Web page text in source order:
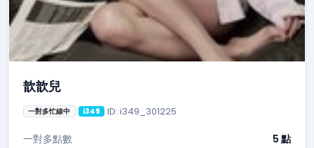
歆歆兒
一對多忙線中 i349 ID: i349_301225
一對多點數
5 點